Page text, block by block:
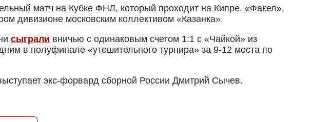
матч на Кубке ФНЛ, который проходит на Кипре. «Факел»,
дивизионе московским коллективом «Казанка».
сыграли вничью с одинаковым счетом 1:1 с «Чайкой» из
в полуфинале «утешительного турнира» за 9-12 места по
экс-форвард сборной России Дмитрий Сычев.